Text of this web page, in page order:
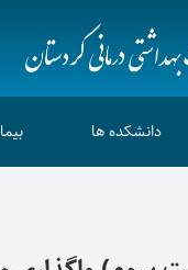
دانشکده ها